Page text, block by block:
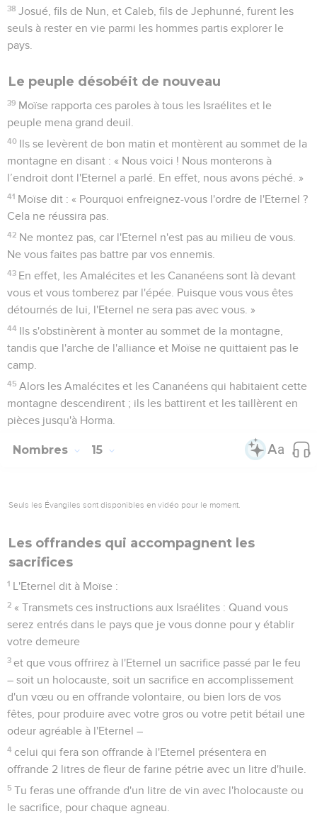
38 Josué, fils de Nun, et Caleb, fils de Jephunné, furent les
seuls à rester en vie parmi les hommes partis explorer le
pays.
Le peuple désobéit de nouveau
39 Moïse rapporta ces paroles à tous les Israélites et le
peuple mena grand deuil.
40 Ils se levèrent de bon matin et montèrent au sommet de la
montagne en disant : « Nous voici ! Nous monterons à
l’endroit dont l'Eternel a parlé. En effet, nous avons péché. »
41 Moïse dit : « Pourquoi enfreignez-vous l'ordre de l'Eternel ?
Cela ne réussira pas.
42 Ne montez pas, car l'Eternel n'est pas au milieu de vous.
Ne vous faites pas battre par vos ennemis.
43 En effet, les Amalécites et les Cananéens sont là devant
vous et vous tomberez par l'épée. Puisque vous vous êtes
détournés de lui, l'Eternel ne sera pas avec vous. »
44 Ils s'obstinèrent à monter au sommet de la montagne,
tandis que l'arche de l'alliance et Moïse ne quittaient pas le
camp.
45 Alors les Amalécites et les Cananéens qui habitaient cette
montagne descendirent ; ils les battirent et les taillèrent en
pièces jusqu'à Horma.
Nombres 15
Seuls les Évangiles sont disponibles en vidéo pour le moment.
Les offrandes qui accompagnent les
sacrifices
1 L'Eternel dit à Moïse :
2 « Transmets ces instructions aux Israélites : Quand vous
serez entrés dans le pays que je vous donne pour y établir
votre demeure
3 et que vous offrirez à l'Eternel un sacrifice passé par le feu
– soit un holocauste, soit un sacrifice en accomplissement
d'un vœu ou en offrande volontaire, ou bien lors de vos
fêtes, pour produire avec votre gros ou votre petit bétail une
odeur agréable à l'Eternel –
4 celui qui fera son offrande à l'Eternel présentera en
offrande 2 litres de fleur de farine pétrie avec un litre d'huile.
5 Tu feras une offrande d'un litre de vin avec l'holocauste ou
le sacrifice, pour chaque agneau.